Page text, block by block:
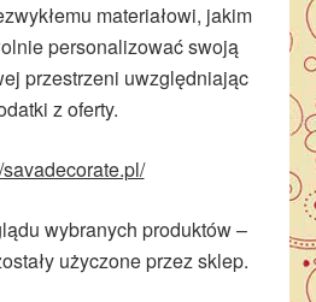
materiałowi, jakim
personalizować swoją
przestrzeni uwzględniając
z oferty.
savadecorate.pl/
wybranych produktów –
użyczone przez sklep.